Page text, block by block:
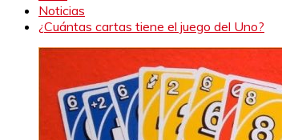
Noticias
¿Cuántas cartas tiene el juego del Uno?